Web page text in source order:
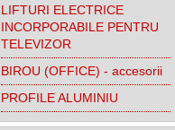
LIFTURI ELECTRICE
INCORPORABILE PENTRU
TELEVIZOR
BIROU (OFFICE) - accesorii
PROFILE ALUMINIU